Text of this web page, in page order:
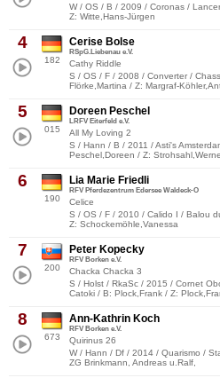
W / OS / B / 2009 / Coronas /
Z: Witte,Hans-Jürgen
4
182
Cerise Bolse
RSpG.Liebenau e.V.
Cathy Riddle
S / OS / F / 2008 / Converter /
Flörke,Martina / Z: Margraf-
5
015
Doreen Peschel
LRFV Eiterfeld e.V.
All My Loving 2
S / Hann / B / 2011 / Asti's
Peschel,Doreen / Z:
6
190
Lia Marie Friedli
RFV Pferdezentrum Edersee Waldeck-O
Celice
S / OS / F / 2010 / Calido I / Balou
Z: Schockemöhle,Vanessa
7
200
Peter Kopecky
RFV Borken e.V.
Chacka Chacka 3
S / Holst / RkaSc / 2015 / Cornet
Catoki / B: Plock,Frank / Z:
8
673
Ann-Kathrin Koch
RFV Borken e.V.
Quirinus 26
W / Hann / Df / 2014 / Quarismo /
ZG Brinkmann, Andreas u.Ralf,